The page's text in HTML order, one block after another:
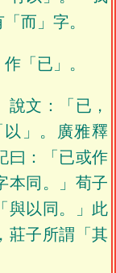
而」字。
「已」。
文：「已，
」。廣雅釋
曰：「已或作
本同。」荀子
與以同。」此
莊子所謂「其